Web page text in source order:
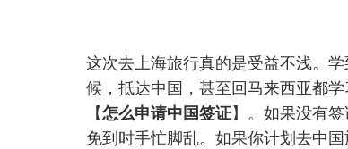
这次去上海旅行真的是受益不浅。
候，抵达中国，甚至回马来西亚都
【怎么申请中国签证】。如果没有
免到时手忙脚乱。如果你计划去中